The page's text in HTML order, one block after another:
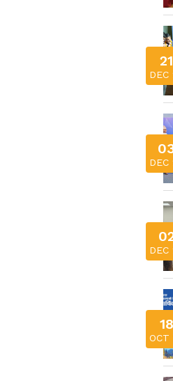
21
DEC
DEC
DEC
18
OCT